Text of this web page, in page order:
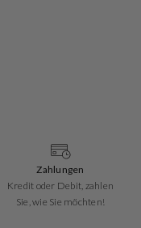
Zahlungen
Kredit oder Debit, zahlen
Sie, wie Sie möchten!